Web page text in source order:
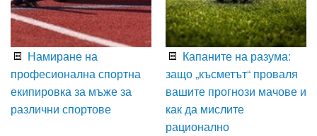
Намиране на
професионална спортна
екипировка за мъже за
различни спортове
Капаните на разума:
защо „късметът“ проваля
вашите прогнози мачове и
как да мислите
рационално